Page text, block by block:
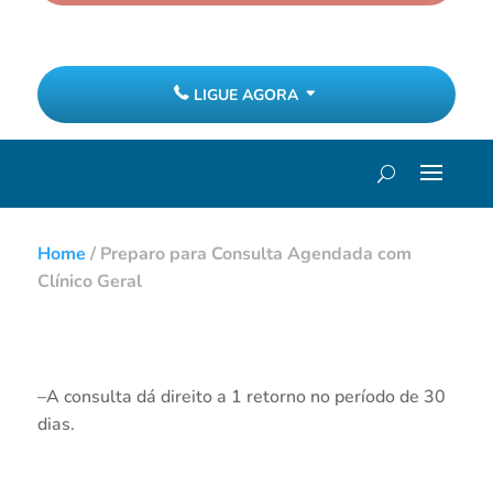
LIGUE AGORA
Home / Preparo para Consulta Agendada com
Clínico Geral
–A consulta dá direito a 1 retorno no período de 30
dias.